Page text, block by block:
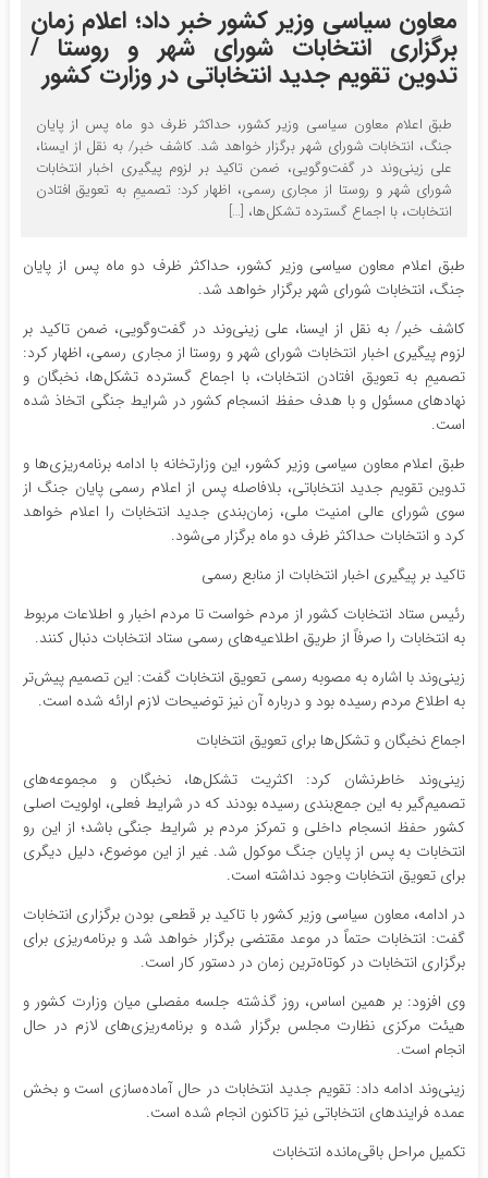
معاون سیاسی وزیر کشور خبر داد؛ اعلام زمان
برگزاری انتخابات شورای شهر و روستا /
تدوین تقویم جدید انتخاباتی در وزارت کشور
طبق اعلام معاون سیاسی وزیر کشور، حداکثر ظرف دو ماه پس از پایان
جنگ، انتخابات شورای شهر برگزار خواهد شد. کاشف خبر/ به نقل از ایسنا،
علی زینی‌وند در گفت‌وگویی، ضمن تاکید بر لزوم پیگیری اخبار انتخابات
شورای شهر و روستا از مجاری رسمی، اظهار کرد: تصمیمِ به تعویق افتادن
انتخابات، با اجماع گسترده تشکل‌ها، […]
طبق اعلام معاون سیاسی وزیر کشور، حداکثر ظرف دو ماه پس از پایان
جنگ، انتخابات شورای شهر برگزار خواهد شد.
کاشف خبر/ به نقل از ایسنا، علی زینی‌وند در گفت‌وگویی، ضمن تاکید بر
لزوم پیگیری اخبار انتخابات شورای شهر و روستا از مجاری رسمی، اظهار کرد:
تصمیمِ به تعویق افتادن انتخابات، با اجماع گسترده تشکل‌ها، نخبگان و
نهادهای مسئول و با هدف حفظ انسجام کشور در شرایط جنگی اتخاذ شده
است.
طبق اعلام معاون سیاسی وزیر کشور، این وزارتخانه با ادامه برنامه‌ریزی‌ها و
تدوین تقویم جدید انتخاباتی، بلافاصله پس از اعلام رسمی پایان جنگ از
سوی شورای عالی امنیت ملی، زمان‌بندی جدید انتخابات را اعلام خواهد
کرد و انتخابات حداکثر ظرف دو ماه برگزار می‌شود.
تاکید بر پیگیری اخبار انتخابات از منابع رسمی
رئیس ستاد انتخابات کشور از مردم خواست تا مردم اخبار و اطلاعات مربوط
به انتخابات را صرفاً از طریق اطلاعیه‌های رسمی ستاد انتخابات دنبال کنند.
زینی‌وند با اشاره به مصوبه رسمی تعویق انتخابات گفت: این تصمیم پیش‌تر
به اطلاع مردم رسیده بود و درباره آن نیز توضیحات لازم ارائه شده است.
اجماع نخبگان و تشکل‌ها برای تعویق انتخابات
زینی‌وند خاطرنشان کرد: اکثریت تشکل‌ها، نخبگان و مجموعه‌های
تصمیم‌گیر به این جمع‌بندی رسیده بودند که در شرایط فعلی، اولویت اصلی
کشور حفظ انسجام داخلی و تمرکز مردم بر شرایط جنگی باشد؛ از این رو
انتخابات به پس از پایان جنگ موکول شد. غیر از این موضوع، دلیل دیگری
برای تعویق انتخابات وجود نداشته است.
در ادامه، معاون سیاسی وزیر کشور با تاکید بر قطعی بودن برگزاری انتخابات
گفت: انتخابات حتماً در موعد مقتضی برگزار خواهد شد و برنامه‌ریزی برای
برگزاری انتخابات در کوتاه‌ترین زمان در دستور کار است.
وی افزود: بر همین اساس، روز گذشته جلسه مفصلی میان وزارت کشور و
هیئت مرکزی نظارت مجلس برگزار شده و برنامه‌ریزی‌های لازم در حال
انجام است.
زینی‌وند ادامه داد: تقویم جدید انتخابات در حال آماده‌سازی است و بخش
عمده فرایندهای انتخاباتی نیز تاکنون انجام شده است.
تکمیل مراحل باقی‌مانده انتخابات